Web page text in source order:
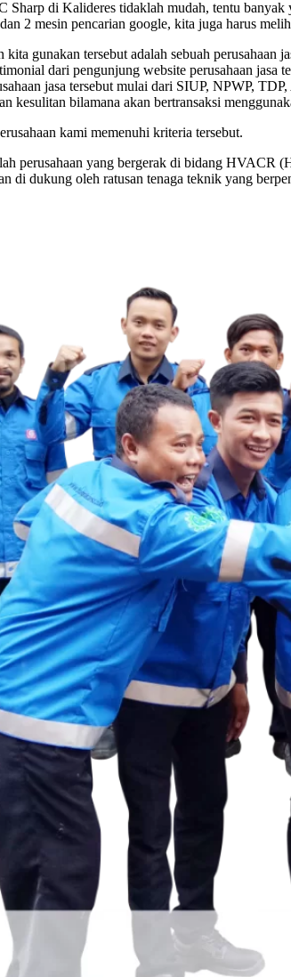
Sharp di Kalideres tidaklah mudah, tentu
2 mesin pencarian google, kita juga harus
kita gunakan tersebut adalah sebuah
dari pengunjung website perusahaan jasa
jasa tersebut mulai dari SIUP, NPWP,
kesulitan bilamana akan bertransaksi
kami memenuhi kriteria tersebut.
perusahaan yang bergerak di bidang
di dukung oleh ratusan tenaga teknik yang